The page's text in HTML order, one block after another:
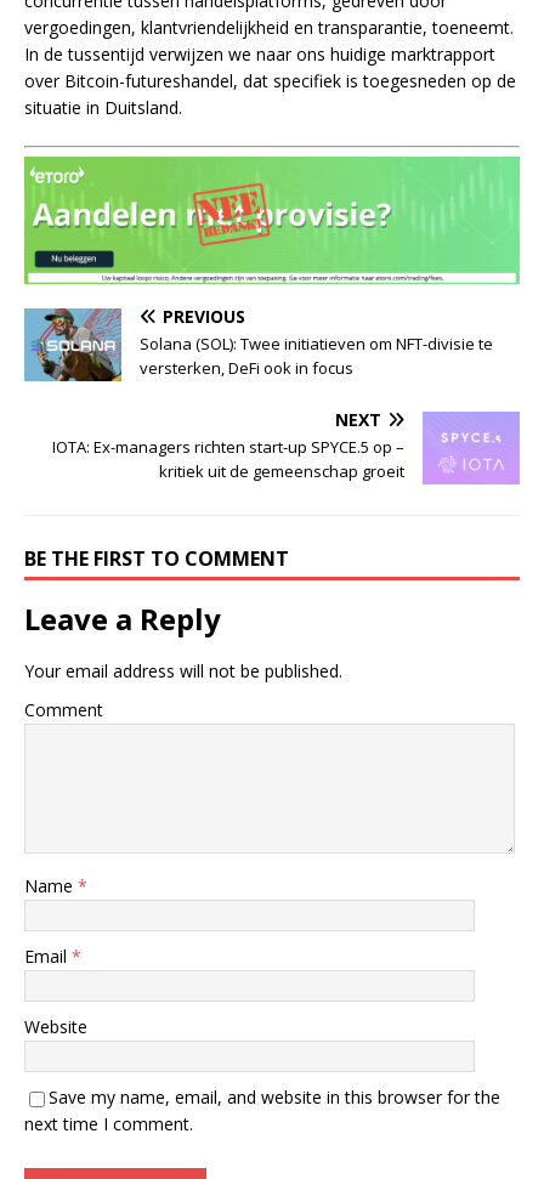
vergoedingen, klantvriendelijkheid en transparantie, toeneemt.
In de tussentijd verwijzen we naar ons huidige marktrapport
over Bitcoin-futureshandel, dat specifiek is toegesneden op de
situatie in Duitsland.
PREVIOUS
Solana (SOL): Twee initiatieven om NFT-divisie te
versterken, DeFi ook in focus
NEXT
IOTA: Ex-managers richten start-up SPYCE.5 op –
kritiek uit de gemeenschap groeit
BE THE FIRST TO COMMENT
Leave a Reply
Your email address will not be published.
Comment
Name *
Email *
Website
Save my name, email, and website in this browser for the
next time I comment.